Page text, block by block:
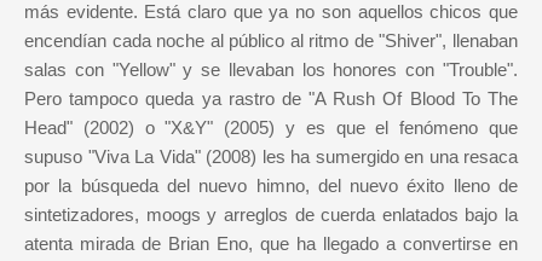
más evidente. Está claro que ya no son aquellos chicos que
encendían cada noche al público al ritmo de "Shiver", llenaban
salas con "Yellow" y se llevaban los honores con "Trouble".
Pero tampoco queda ya rastro de "A Rush Of Blood To The
Head" (2002) o "X&Y" (2005) y es que el fenómeno que
supuso "Viva La Vida" (2008) les ha sumergido en una resaca
por la búsqueda del nuevo himno, del nuevo éxito lleno de
sintetizadores, moogs y arreglos de cuerda enlatados bajo la
atenta mirada de Brian Eno, que ha llegado a convertirse en